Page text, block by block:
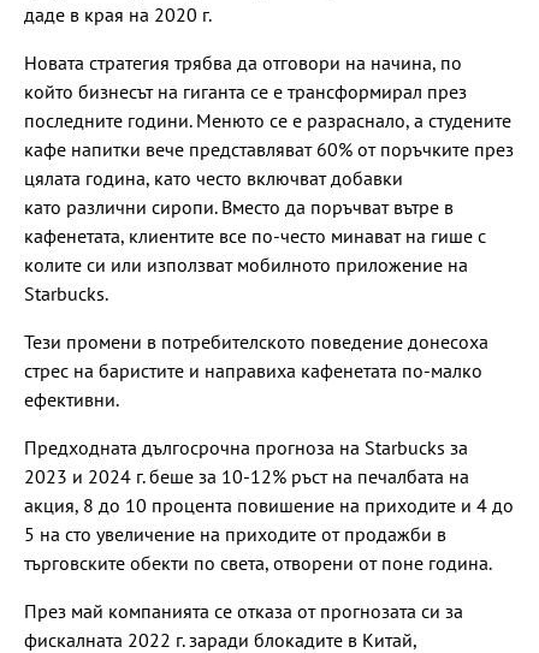
даде в края на 2020 г.
Новата стратегия трябва да отговори на начина, по
който бизнесът на гиганта се е трансформирал през
последните години. Менюто се е разраснало, а студените
кафе напитки вече представляват 60% от поръчките през
цялата година, като често включват добавки
като различни сиропи. Вместо да поръчват вътре в
кафенетата, клиентите все по-често минават на гише с
колите си или използват мобилното приложение на
Starbucks.
Тези промени в потребителското поведение донесоха
стрес на баристите и направиха кафенетата по-малко
ефективни.
Предходната дългосрочна прогноза на Starbucks за
2023 и 2024 г. беше за 10-12% ръст на печалбата на
акция, 8 до 10 процента повишение на приходите и 4 до
5 на сто увеличение на приходите от продажби в
търговските обекти по света, отворени от поне година.
През май компанията се отказа от прогнозата си за
фискалната 2022 г. заради блокадите в Китай,